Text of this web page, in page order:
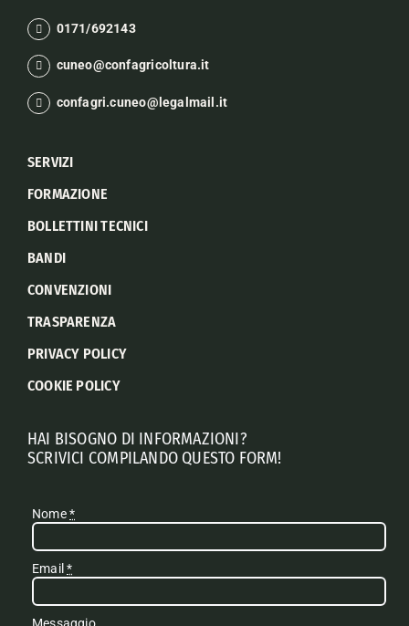
0171/692143
cuneo@confagricoltura.it
confagri.cuneo@legalmail.it
SERVIZI
FORMAZIONE
BOLLETTINI TECNICI
BANDI
CONVENZIONI
TRASPARENZA
PRIVACY POLICY
COOKIE POLICY
HAI BISOGNO DI INFORMAZIONI?
SCRIVICI COMPILANDO QUESTO FORM!
Nome*
Email*